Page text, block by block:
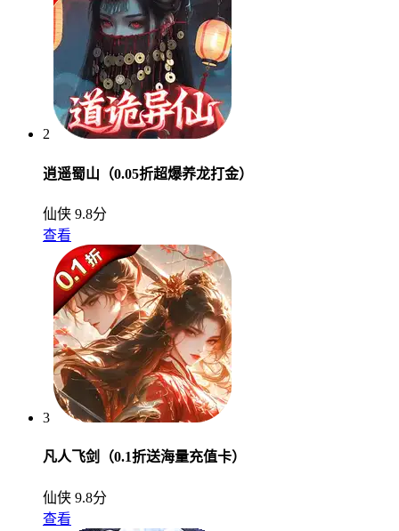
2
逍遥蜀山（0.05折超爆养龙打金）
仙侠 9.8分
查看
3
凡人飞剑（0.1折送海量充值卡）
仙侠 9.8分
查看